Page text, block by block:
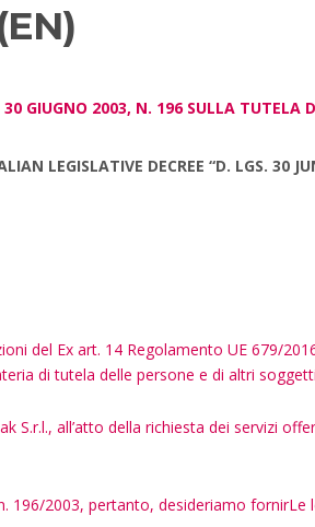
GIUGNO 2003, N. 196 SULLA TUTELA
LEGISLATIVE DECREE “D. LGS. 30
del Ex art. 14 Regolamento UE 679/
di tutela delle persone e di altri
all’atto della richiesta dei servizi
196/2003, pertanto, desideriamo